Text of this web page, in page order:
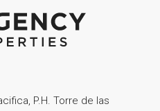
P.H. Torre de las